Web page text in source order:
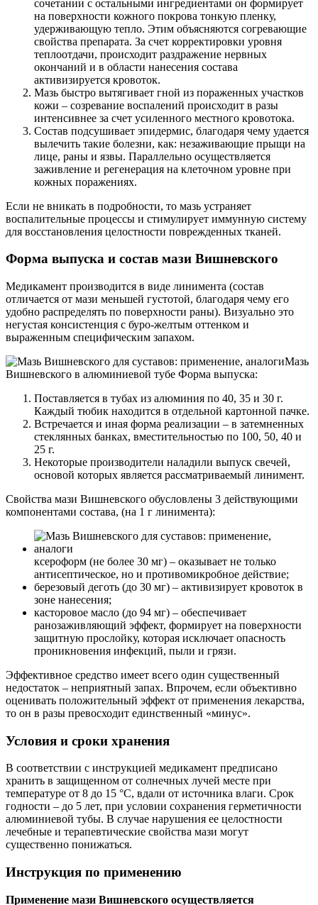
сочетании с остальными ингредиентами он формирует
на поверхности кожного покрова тонкую пленку,
удерживающую тепло. Этим объясняются согревающие
свойства препарата. За счет корректировки уровня
теплоотдачи, происходит раздражение нервных
окончаний и в области нанесения состава
активизируется кровоток.
Мазь быстро вытягивает гной из пораженных участков
кожи – созревание воспалений происходит в разы
интенсивнее за счет усиленного местного кровотока.
Состав подсушивает эпидермис, благодаря чему удается
вылечить такие болезни, как: незаживающие прыщи на
лице, раны и язвы. Параллельно осуществляется
заживление и регенерация на клеточном уровне при
кожных поражениях.
Если не вникать в подробности, то мазь устраняет
воспалительные процессы и стимулирует иммунную систему
для восстановления целостности поврежденных тканей.
Форма выпуска и состав мази Вишневского
Медикамент производится в виде линимента (состав
отличается от мази меньшей густотой, благодаря чему его
удобно распределять по поверхности раны). Визуально это
негустая консистенция с буро-желтым оттенком и
выраженным специфическим запахом.
Мазь
Вишневского в алюминиевой тубе Форма выпуска:
Поставляется в тубах из алюминия по 40, 35 и 30 г.
Каждый тюбик находится в отдельной картонной пачке.
Встречается и иная форма реализации – в затемненных
стеклянных банках, вместительностью по 100, 50, 40 и
25 г.
Некоторые производители наладили выпуск свечей,
основой которых является рассматриваемый линимент.
Свойства мази Вишневского обусловлены 3 действующими
компонентами состава, (на 1 г линимента):
ксероформ (не более 30 мг) – оказывает не только
антисептическое, но и противомикробное действие;
березовый деготь (до 30 мг) – активизирует кровоток в
зоне нанесения;
касторовое масло (до 94 мг) – обеспечивает
ранозаживляющий эффект, формирует на поверхности
защитную прослойку, которая исключает опасность
проникновения инфекций, пыли и грязи.
Эффективное средство имеет всего один существенный
недостаток – неприятный запах. Впрочем, если объективно
оценивать положительный эффект от применения лекарства,
то он в разы превосходит единственный «минус».
Условия и сроки хранения
В соответствии с инструкцией медикамент предписано
хранить в защищенном от солнечных лучей месте при
температуре от 8 до 15 °C, вдали от источника влаги. Срок
годности – до 5 лет, при условии сохранения герметичности
алюминиевой тубы. В случае нарушения ее целостности
лечебные и терапевтические свойства мази могут
существенно понижаться.
Инструкция по применению
Применение мази Вишневского осуществляется